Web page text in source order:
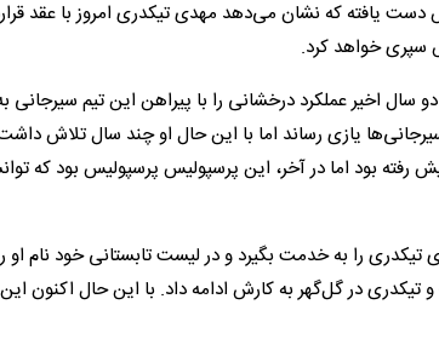
دست یافته که نشان می‌دهد مهدی تیکدری امروز با عقد
سپری خواهد کرد.
اخیر عملکرد درخشانی را با پیراهن این تیم سیرجانی
یازی رساند اما با این حال او چند سال تلاش
رفته بود اما در آخر، این پرسپولیس پرسپولیس بود که
را به خدمت بگیرد و در لیست تابستانی خود نام او
در گل‌گهر به کارش ادامه داد. با این حال اکنون این